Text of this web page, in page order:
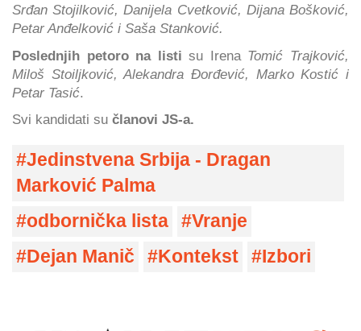
Srđan Stojilković, Danijela Cvetković, Dijana Bošković,
Petar Anđelković i Saša Stanković.
Poslednjih petoro na listisu Irena Tomić Trajković,
Miloš Stoiljković, Alekandra Đorđević, Marko Kostić i
Petar Tasić.
Svi kandidati su članovi JS-a.
Jedinstvena Srbija - Dragan
Marković Palma
odbornička lista
Vranje
Dejan Manič
Kontekst Izbori